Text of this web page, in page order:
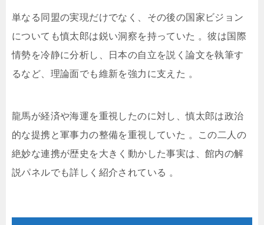
単なる同盟の実現だけでなく、その後の国家ビジョン
についても慎太郎は鋭い洞察を持っていた 。彼は国際
情勢を冷静に分析し、日本の自立を説く論文を執筆す
るなど、理論面でも維新を強力に支えた 。
龍馬が経済や海運を重視したのに対し、慎太郎は政治
的な提携と軍事力の整備を重視していた 。この二人の
絶妙な連携が歴史を大きく動かした事実は、館内の解
説パネルでも詳しく紹介されている 。